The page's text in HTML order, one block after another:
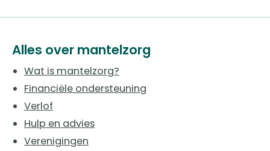
Alles over mantelzorg
Wat is mantelzorg?
Financiële ondersteuning
Verlof
Hulp en advies
Verenigingen